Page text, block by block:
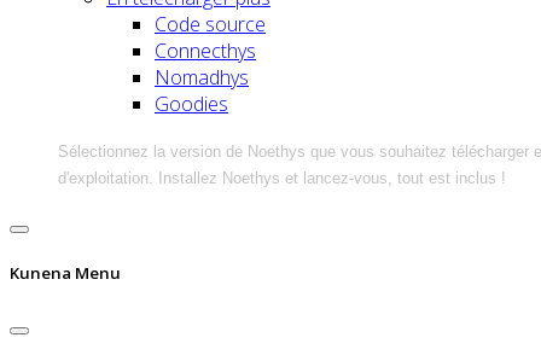
Code source
Connecthys
Nomadhys
Goodies
Sélectionnez la version de Noethys que vous souhaitez télécharger
d'exploitation. Installez Noethys et lancez-vous, tout est inclus !
Kunena Menu